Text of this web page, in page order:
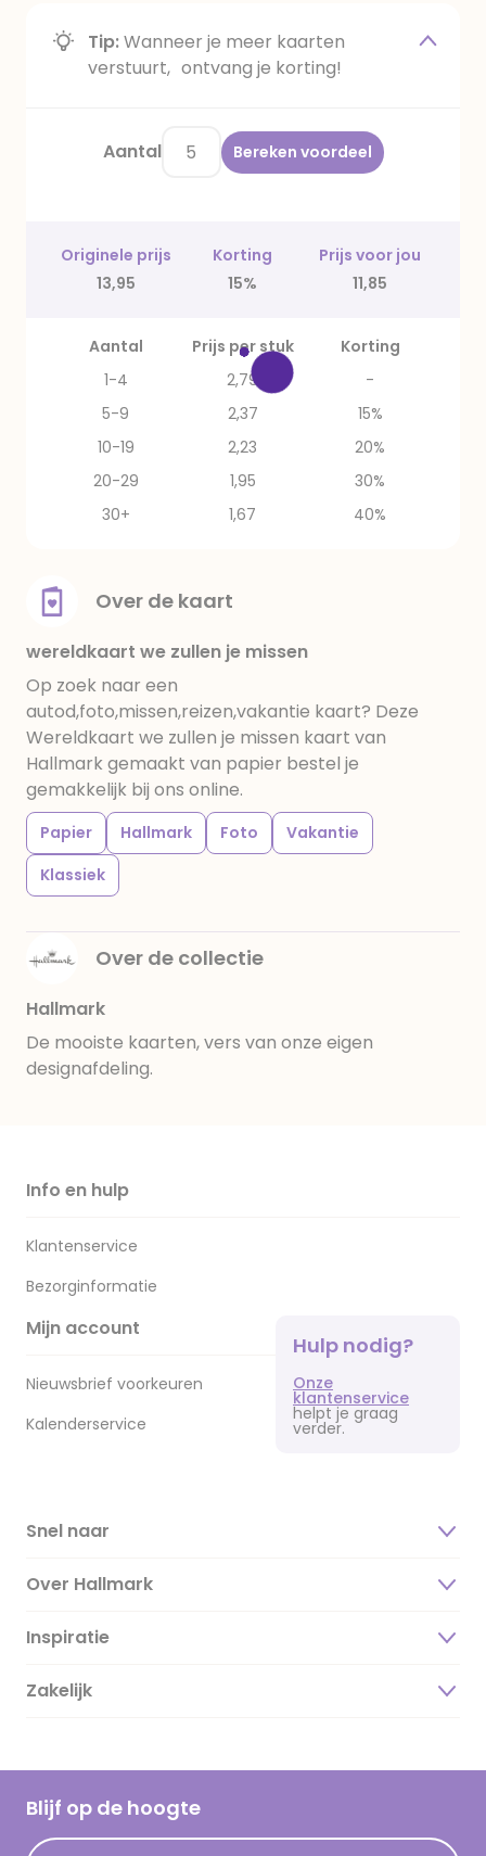
Tip:Wanneer je meer kaarten
verstuurt, ontvang je korting!
Aantal Bereken voordeel
Originele prijs Korting
Prijs voor jou
13,95
15% 11,85
Aantal Prijs per stuk
Korting
1-4
2,79
-
5-9
2,37
15%
10-19
2,23
20%
20-29
1,95
30%
30+
1,67 40%
Over de kaart
wereldkaart we zullen je missen
Op zoek naar een
autod,foto,missen,reizen,vakantie kaart? Deze
Wereldkaart we zullen je missen kaart van
Hallmark gemaakt van papier bestel je
gemakkelijk bij ons online.
Papier Hallmark Foto
Vakantie
Klassiek
Over de collectie
Hallmark
De mooiste kaarten, vers van onze eigen
designafdeling.
Info en hulp
Klantenservice
Bezorginformatie
Mijn account
Nieuwsbrief voorkeuren
Kalenderservice
Hulp nodig?
Onze
klantenservice
helpt je graag
verder.
Snel naar
Over Hallmark
Over ons
Duurzaamheid
Hallmark Kaartclub
Acties
Inspiratie
Magazine
Cadeau inspiratie
Kaartinspiratie
Zakelijk
Blijf op de hoogte